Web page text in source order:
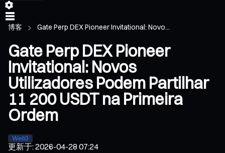
博客 Gate Perp DEX Pioneer Invitational: Novo...
Gate Perp DEX Pioneer
Invitational: Novos
Utilizadores Podem Partilhar
11 200 USDT na Primeira
Ordem
Web3
更新于:2026-04-28 07:24